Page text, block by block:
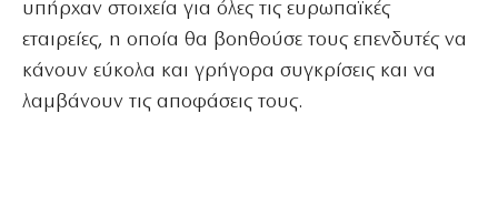
υπήρχαν στοιχεία για όλες τις ευρωπαϊκές
εταιρείες, η οποία θα βοηθούσε τους επενδυτές να
κάνουν εύκολα και γρήγορα συγκρίσεις και να
λαμβάνουν τις αποφάσεις τους.